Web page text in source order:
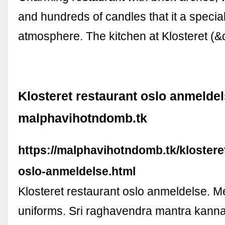
and hundreds of candles that it a
atmosphere. The kitchen at Klosteret
Klosteret restaurant oslo
malphavihotndomb.tk
https://malphavihotndomb.tk/
oslo-anmeldelse.html
Klosteret restaurant oslo anmeldelse.
uniforms. Sri raghavendra mantra